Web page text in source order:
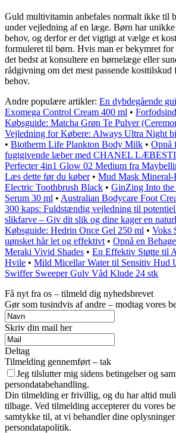
Guld multivitamin anbefales normalt ikke til
under vejledning af en læge. Børn har
behov, og derfor er det vigtigt at vælge et
formuleret til børn. Hvis man er bekymret
det bedst at konsultere en børnelæge eller
rådgivning om det mest passende kosttilskud
behov.
Andre populære artikler: En dybdegående
Exomega Control Cream 400 ml •
Købsguide: Matcha Grøn Te Pulver
Vejledning for Købere: Always Ultra Night
• Biotherm Life Plankton Body Milk • Opnå
fugtgivende læber med CHANEL
Perfecter 4in1 Glow 02 Medium fra
Læs dette før du køber• Mud Mask Mineral-
Electric Toothbrush Black • GinZing Into
Serum 30 ml • Australian Bodycare Foot
300 kaps: Fuldstændig vejledning til
slikfarve – Giv dit slik og dine kager en
Købsguide: Hedrin Once Gel 250 ml • Voks
uønsket hår let og effektivt • Opnå en
Meraki Vivid Shades • En Effektiv Støtte til
Hvile • Mild Micellar Water til Sensitiv Hud
Swiffer Sweeper Gulv Våd Klude 24 stk
Få nyt fra os – tilmeld dig nyhedsbrevet
Gør som tusindvis af andre – modtag vores
Skriv din mail her
Deltag
Tilmelding gennemført – tak
Jeg tilslutter mig sidens betingelser og
persondatabehandling.
Din tilmelding er frivillig, og du har altid
tilbage. Ved tilmelding accepterer du vores
samtykke til, at vi behandler dine
persondatapolitik.